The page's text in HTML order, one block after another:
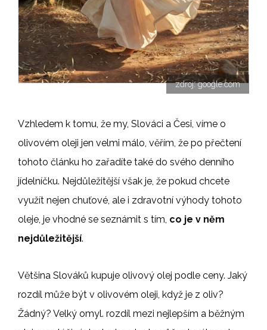
zdroj: google.com
Vzhledem k tomu, že my, Slováci a Česi, víme o
olivovém oleji jen velmi málo, věřím, že po přečtení
tohoto článku ho zařadíte také do svého denního
jídelníčku. Nejdůležitější však je, že pokud chcete
využít nejen chuťové, ale i zdravotní výhody tohoto
oleje, je vhodné se seznámit s tím, co je v něm
nejdůležitější.
Většina Slováků kupuje olivový olej podle ceny. Jaký
rozdíl může být v olivovém oleji, když je z oliv?
Žádný? Velký omyl. rozdíl mezi nejlepším a běžným